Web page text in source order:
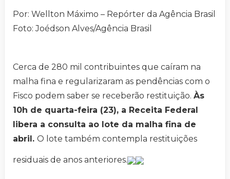
Por: Wellton Máximo – Repórter da Agência Brasil
Foto: Joédson Alves/Agência Brasil
Cerca de 280 mil contribuintes que caíram na
malha fina e regularizaram as pendências com o
Fisco podem saber se receberão restituição. Às
10h de quarta-feira (23), a Receita Federal
libera a consulta ao lote da malha fina de
abril. O lote também contempla restituições
residuais de anos anteriores.